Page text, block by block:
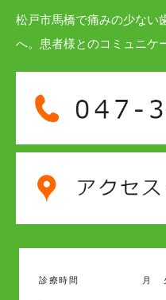
松戸市馬橋で痛みの少ない
へ。患者様とのコミュニケ
診療時間 月